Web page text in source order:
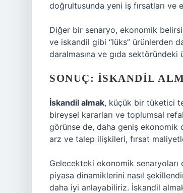
doğrultusunda yeni iş fırsatları ve
Diğer bir senaryo, ekonomik
ve iskandil gibi “lüks” ürünlerden
daralmasına ve gıda sektöründeki
SONUÇ: İSKANDIL
İskandil almak, küçük bir tüketici
bireysel kararları ve toplumsal
görünse de, daha geniş ekonomik
arz ve talep ilişkileri, fırsat
Gelecekteki ekonomik
piyasa dinamiklerini nasıl
daha iyi anlayabiliriz. İskandil